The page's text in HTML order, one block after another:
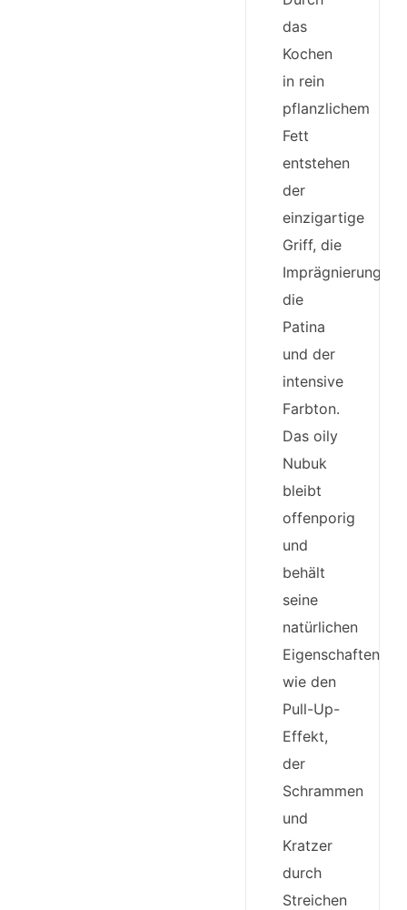
das
Kochen
in rein
pflanzlichem
Fett
entstehen
der
einzigartige
Griff, die
Imprägnierung,
die
Patina
und der
intensive
Farbton.
Das oily
Nubuk
bleibt
offenporig
und
behält
seine
natürlichen
Eigenschaften,
wie den
Pull-Up-
Effekt,
der
Schrammen
und
Kratzer
durch
Streichen